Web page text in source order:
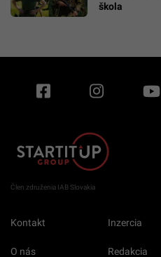
škola
Člen združenia IAB Slovakia
Kontakt Inzercia
O nás Redakcia